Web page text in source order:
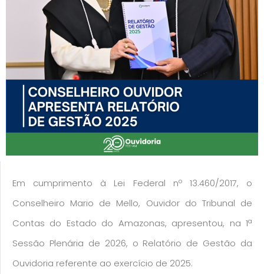
Em cumprimento à Lei Federal nº 13.460/2017, o
Conselheiro Mario de Mello, Ouvidor do Tribunal de
Contas do Estado do Amazonas, apresentou, na 1ª
Sessão Plenária de 2026, o Relatório de Gestão da
Ouvidoria referente ao exercício de 2025.